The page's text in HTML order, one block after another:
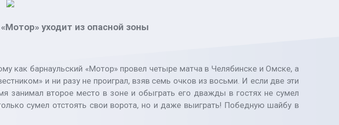
уходит из опасной зоны
как барнаульский «Мотор» провел четыре матча в Челябинске и Омске, а
и ни разу не проиграл, взяв семь очков из восьми. И если две эти
занимал второе место в зоне и обыграть его дважды в гостях не сумел
сумел отстоять свои ворота, но и даже выиграть! Победную шайбу в